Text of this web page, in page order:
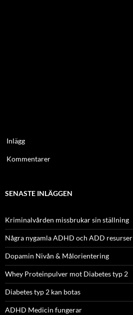
Inlägg
Kommentarer
SENASTE INLÄGGEN
Kriminalvården missbrukar sin ställning
Några nygamla ADHD och ADD resurser
Dopamin Nivån & Målorientering
Whey Proteinpulver mot Diabetes typ 2
Diabetes typ 2 kan botas
ADHD Medicin fungerar